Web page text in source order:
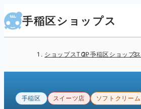
手稲区ショップス
ショップスTOP手稲区ショップス
手稲区 スイーツ店 ソフトクリーム